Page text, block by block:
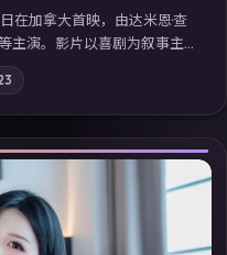
在加拿大首映，由达米恩·查
主演。影片以喜剧为叙事主
时间线上交锋；摄影与配乐
免费观看高清电视剧在线
高清在线追剧体验。